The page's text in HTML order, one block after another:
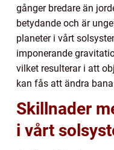
gånger bredare än
betydande och är
planeter i vårt
imponerande
vilket resulterar i att
kan fås att ändra
Skillnader
i vårt